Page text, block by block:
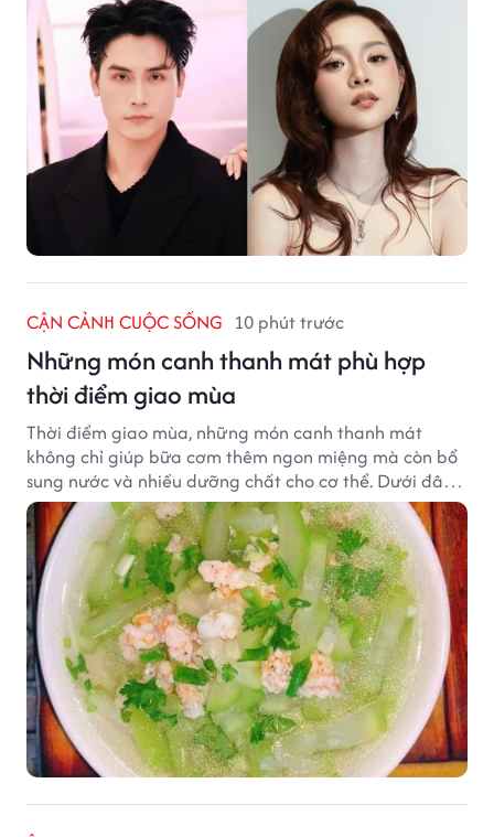
CẬN CẢNH CUỘC SỐNG 10 phút trước
Những món canh thanh mát phù hợp
thời điểm giao mùa
Thời điểm giao mùa, những món canh thanh mát
không chỉ giúp bữa cơm thêm ngon miệng mà còn bổ
sung nước và nhiều dưỡng chất cho cơ thể. Dưới đây
là một số món canh đơn giản, dễ nấu, phù hợp cho cả
gia đình.